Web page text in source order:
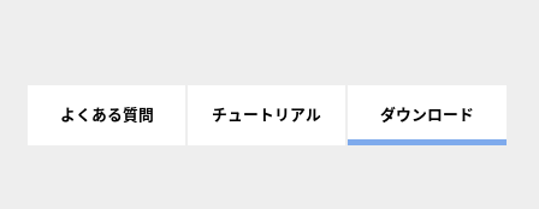
よくある質問 チュートリアル ダウンロード